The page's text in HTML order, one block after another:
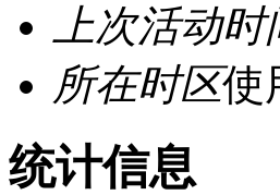
上次活动时
所在时区使
统计信息